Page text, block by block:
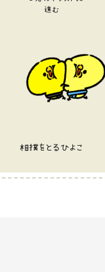
進む
相撲をとるひよこ